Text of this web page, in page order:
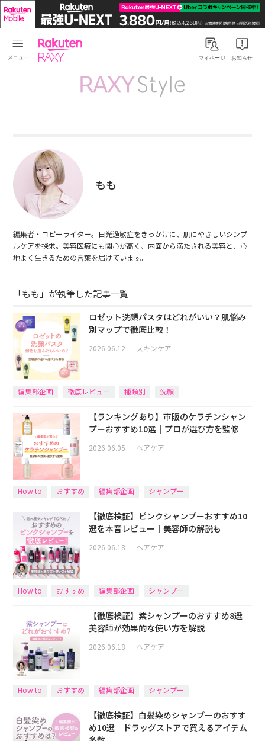
Rakuten RAXYマイページ お知らせ
もも
編集者・コピーライター。日光過敏症をきっかけに、肌にやさしいシンプ
ルケアを探求。美容医療にも関心が高く、内面から満たされる美容と、心
地よく生きるための言葉を届けています。
「もも」が執筆した記事一覧
ロゼット洗顔パスタはどれがいい？肌悩み
別マップで徹底比較！
2026.06.12 ｜ スキンケア
編集部企画 徹底レビュー 種類別 洗顔
【ランキングあり】市販のケラチンシャン
プーおすすめ10選｜プロが選び方を監修
2026.06.05 ｜ ヘアケア
How to おすすめ 編集部企画 シャンプー
【徹底検証】ピンクシャンプーおすすめ10
選を本音レビュー｜美容師の解説も
2026.06.18 ｜ ヘアケア
How to おすすめ 編集部企画 シャンプー
【徹底検証】紫シャンプーのおすすめ8選｜
美容師が効果的な使い方を解説
2026.06.18 ｜ ヘアケア
How to おすすめ 編集部企画 シャンプー
【徹底検証】白髪染めシャンプーのおすす
め10選｜ドラッグストアで買えるアイテム